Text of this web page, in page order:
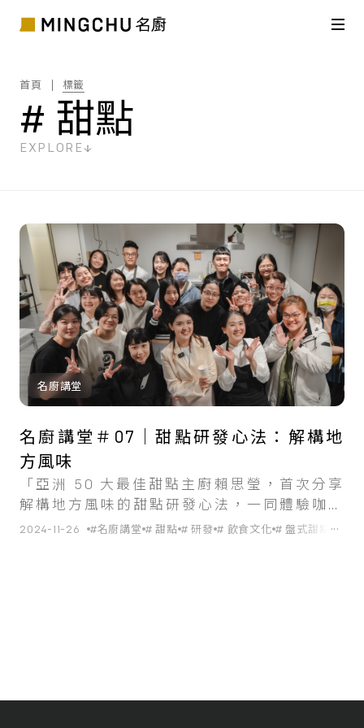
首頁 標籤
# 甜點
EXPLORE
共 筆搜尋結果
名廚講堂
名廚講堂＃07｜甜點研發心法：解構地
方風味
「亞洲 50 大最佳甜點主廚賴思瑩，首次分享
解構地方風味的甜點研發心法，一同體驗咖啡
與台灣古早味結合的風味碰撞。」
2024-11-26 #名廚講堂 # 甜點 # 研發 # 飲食文化 # 盤式甜點 # 餐
...